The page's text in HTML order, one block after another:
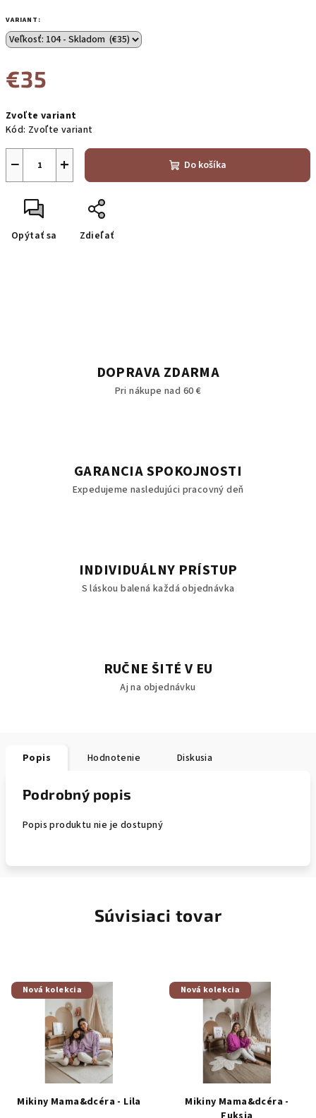
VARIANT:
€35
cena:
Zvoľte variant
Kód: Zvoľte variant
+
− Do košíka
Opýtať sa Zdieľať
DOPRAVA ZDARMA
Pri nákupe nad 60 €
GARANCIA SPOKOJNOSTI
Expedujeme nasledujúci pracovný deň
INDIVIDUÁLNY PRÍSTUP
S láskou balená každá objednávka
RUČNE ŠITÉ V EU
Aj na objednávku
Popis Hodnotenie Diskusia
Podrobný popis
Popis produktu nie je dostupný
Súvisiaci tovar
Nová kolekcia
Mikiny Mama&dcéra - Lila
Nová kolekcia
Mikiny Mama&dcéra -